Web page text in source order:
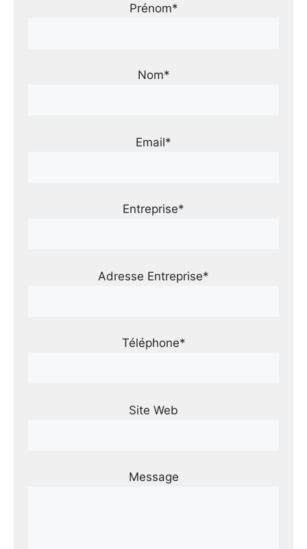
Prénom*
Nom*
Email*
Entreprise*
Adresse Entreprise*
Téléphone*
Site Web
Message